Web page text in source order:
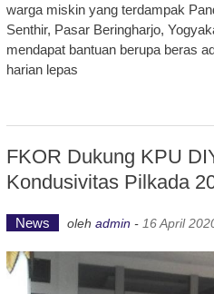
warga miskin yang terdampak
Senthir, Pasar Beringharjo,
mendapat bantuan berupa beras
harian lepas
FKOR Dukung KPU
Kondusivitas Pilkada
News oleh admin - 16 April